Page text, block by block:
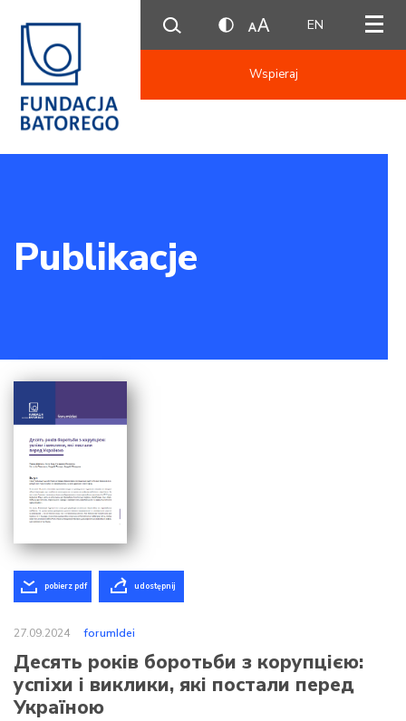
EN
Wspieraj
Publikacje
pobierz pdf udostępnij
27.09.2024 forumIdei
Десять років боротьби з корупцією:
успіхи і виклики, які постали перед
Україною